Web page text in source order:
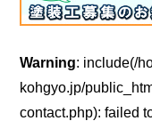
Warning: include(/
kohgyo.jp/
contact.php): failed